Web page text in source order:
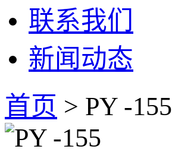
联系我们
新闻动态
首页 > PY -155